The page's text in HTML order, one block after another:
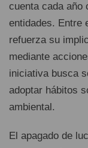
cuenta cada año
entidades. Entre
refuerza su
mediante
iniciativa busca
adoptar hábitos
ambiental.
El apagado de